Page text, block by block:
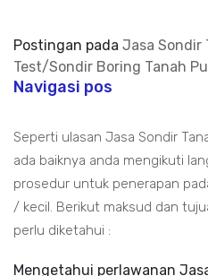
Postingan pada Jasa Sondir
Test/Sondir Boring Tanah
Navigasi pos
Seperti ulasan Jasa Sondir
ada baiknya anda mengikuti
prosedur untuk penerapan
/ kecil. Berikut maksud dan
perlu diketahui :
Mengetahui perlawanan